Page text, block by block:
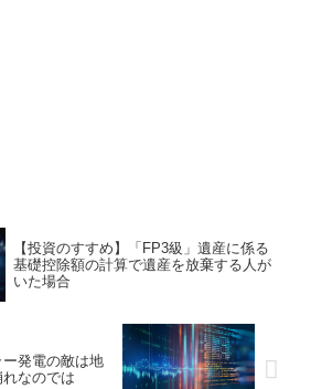
【投資のすすめ】「FP3級」遺産に係る
基礎控除額の計算で遺産を放棄する人が
いた場合
ー発電の敵は地
なのでは